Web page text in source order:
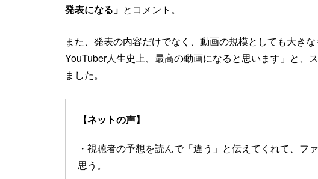
発表になる」 とコメント。
また、発表の内容だけでなく、動画の規模としても大き
YouTuber人生史上、最高の動画になると思います」と、
ました。
【ネットの声】
・視聴者の予想を読んで「違う」と伝えてくれて、フ
思う。